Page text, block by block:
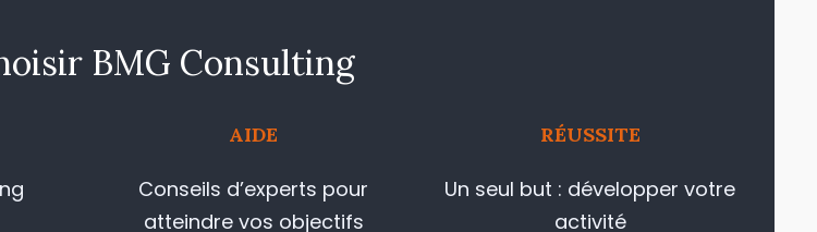
BMG Consulting
AIDE
Conseils d’experts pour
atteindre vos objectifs
RÉUSSITE
Un seul but : développer votre
activité